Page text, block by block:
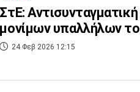
ΣτΕ:
μονίμων υπαλλήλων
24 Φεβ 2026 12:15